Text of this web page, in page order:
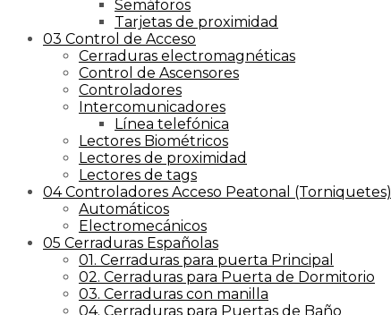
Semáforos
Tarjetas de proximidad
03 Control de Acceso
Cerraduras electromagnéticas
Control de Ascensores
Controladores
Intercomunicadores
Línea telefónica
Lectores Biométricos
Lectores de proximidad
Lectores de tags
04 Controladores Acceso Peatonal (Torniquetes)
Automáticos
Electromecánicos
05 Cerraduras Españolas
01. Cerraduras para puerta Principal
02. Cerraduras para Puerta de Dormitorio
03. Cerraduras con manilla
04. Cerraduras para Puertas de Baño